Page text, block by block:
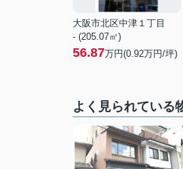
大阪市北区中津１丁目
- (205.07㎡)
56.87万円(0.92万円/坪)
よく見られている